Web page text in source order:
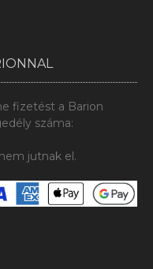
fizetést a Barion
száma:
jutnak el.